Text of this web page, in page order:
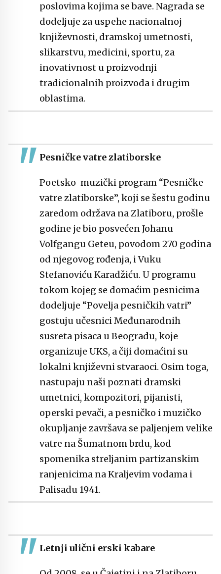
poslovima kojima se bave. Nagrada se
dodeljuje za uspehe nacionalnoj
književnosti, dramskoj umetnosti,
slikarstvu, medicini, sportu, za
inovativnost u proizvodnji
tradicionalnih proizvoda i drugim
oblastima.
Pesničke vatre zlatiborske
Poetsko-muzički program “Pesničke
vatre zlatiborske”, koji se šestu godinu
zaredom održava na Zlatiboru, prošle
godine je bio posvećen Johanu
Volfgangu Geteu, povodom 270 godina
od njegovog rođenja, i Vuku
Stefanoviću Karadžiću. U programu
tokom kojeg se domaćim pesnicima
dodeljuje “Povelja pesničkih vatri”
gostuju učesnici Međunarodnih
susreta pisaca u Beogradu, koje
organizuje UKS, a čiji domaćini su
lokalni književni stvaraoci. Osim toga,
nastupaju naši poznati dramski
umetnici, kompozitori, pijanisti,
operski pevači, a pesničko i muzičko
okupljanje završava se paljenjem velike
vatre na Šumatnom brdu, kod
spomenika streljanim partizanskim
ranjenicima na Kraljevim vodama i
Palisadu 1941.
Letnji ulični erski kabare